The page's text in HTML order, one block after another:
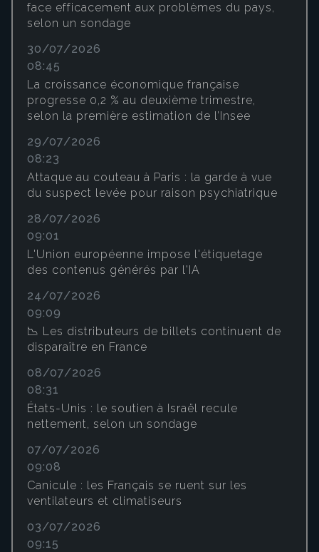
face efficacement aux problèmes du pays,
selon un sondage
30/07/2026
08:45
La croissance économique française
progresse 0,2 % au deuxième trimestre,
selon la première estimation de l’Insee
29/07/2026
08:23
Attaque au couteau à Paris : la garde à vue
du suspect levée pour raison psychiatrique
28/07/2026
09:01
L'Union européenne impose l'étiquetage
des contenus générés par l'IA
24/07/2026
09:09
📉 Les distributeurs de billets continuent de
disparaître en France
08/07/2026
08:31
États-Unis : le soutien à Israël recule
nettement, selon un sondage
07/07/2026
09:08
Canicule : les Français se ruent sur les
ventilateurs et climatiseurs
03/07/2026
09:15